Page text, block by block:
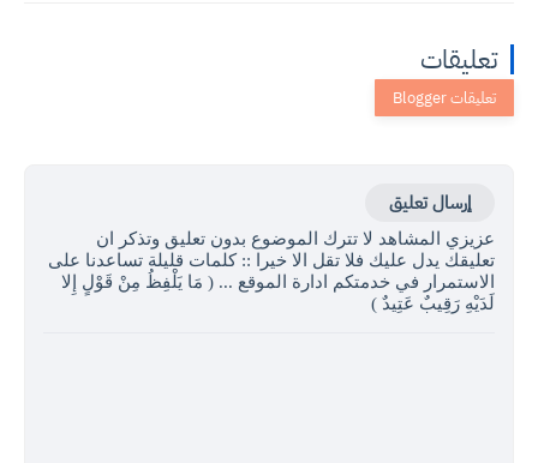
تعليقات
إرسال تعليق
عزيزي المشاهد لا تترك الموضوع بدون تعليق وتذكر ان
تعليقك يدل عليك فلا تقل الا خيرا :: كلمات قليلة تساعدنا على
الاستمرار في خدمتكم ادارة الموقع ... ( مَا يَلْفِظُ مِنْ قَوْلٍ إِلا
لَدَيْهِ رَقِيبٌ عَتِيدٌ )